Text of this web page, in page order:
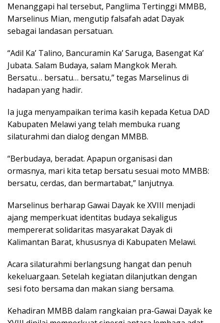
Menanggapi hal tersebut, Panglima Tertinggi MMBB,
Marselinus Mian, mengutip falsafah adat Dayak
sebagai landasan persatuan.
“Adil Ka’ Talino, Bancuramin Ka’ Saruga, Basengat Ka’
Jubata. Salam Budaya, salam Mangkok Merah.
Bersatu… bersatu… bersatu,” tegas Marselinus di
hadapan yang hadir.
Ia juga menyampaikan terima kasih kepada Ketua DAD
Kabupaten Melawi yang telah membuka ruang
silaturahmi dan dialog dengan MMBB.
“Berbudaya, beradat. Apapun organisasi dan
ormasnya, mari kita tetap bersatu sesuai moto MMBB:
bersatu, cerdas, dan bermartabat,” lanjutnya.
Marselinus berharap Gawai Dayak ke XVIII menjadi
ajang memperkuat identitas budaya sekaligus
mempererat solidaritas masyarakat Dayak di
Kalimantan Barat, khususnya di Kabupaten Melawi.
Acara silaturahmi berlangsung hangat dan penuh
kekeluargaan. Setelah kegiatan dilanjutkan dengan
sesi foto bersama dan makan siang bersama.
Kehadiran MMBB dalam rangkaian pra-Gawai Dayak ke